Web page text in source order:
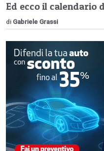
Ed ecco il calendario
di Gabriele Grassi